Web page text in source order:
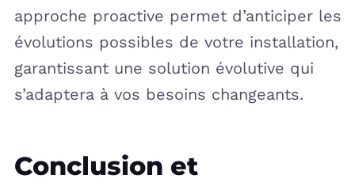
approche proactive permet d’anticiper les
évolutions possibles de votre installation,
garantissant une solution évolutive qui
s’adaptera à vos besoins changeants.
Conclusion et